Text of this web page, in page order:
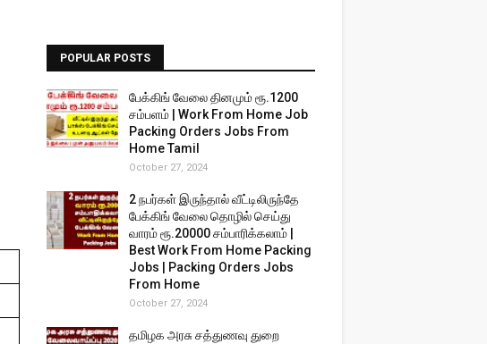
POPULAR POSTS
பேக்கிங் வேலை தினமும் ரூ.1200
சம்பளம் | Work From Home Job
Packing Orders Jobs From
Home Tamil
October 27, 2024
2 நபர்கள் இருந்தால் வீட்டிலிருந்தே
பேக்கிங் வேலை தொழில் செய்து
வாரம் ரூ.20000 சம்பாரிக்கலாம் |
Best Work From Home Packing
Jobs | Packing Orders Jobs
From Home
October 27, 2024
தமிழக அரசு சத்துணவு துறை